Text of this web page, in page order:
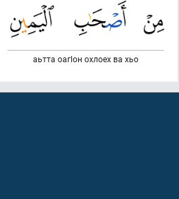
аьтта оагlон охлоех ва хьо